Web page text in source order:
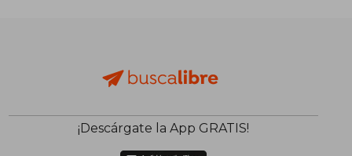
¡Descárgate la App GRATIS!